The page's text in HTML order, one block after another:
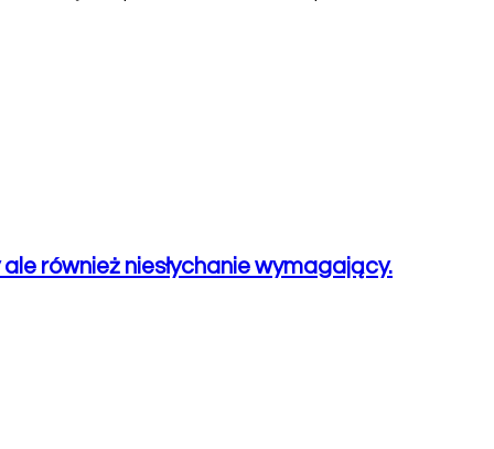
również niesłychanie wymagający.